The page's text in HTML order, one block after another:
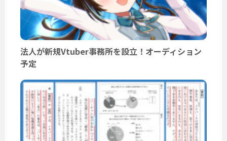
法人が新規Vtuber事務所を設立！オーディション
予定